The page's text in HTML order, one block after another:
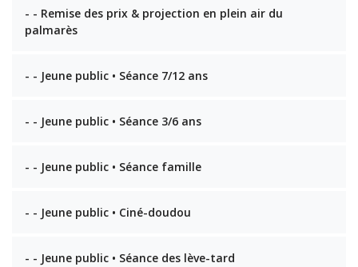
- - Remise des prix & projection en plein air du
palmarès
- - Jeune public • Séance 7/12 ans
- - Jeune public • Séance 3/6 ans
- - Jeune public • Séance famille
- - Jeune public • Ciné-doudou
- - Jeune public • Séance des lève-tard